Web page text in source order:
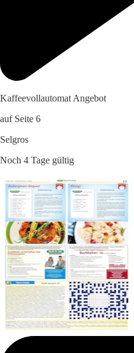
Kaffeevollautomat Angebot
auf Seite 6
Selgros
Noch 4 Tage gültig